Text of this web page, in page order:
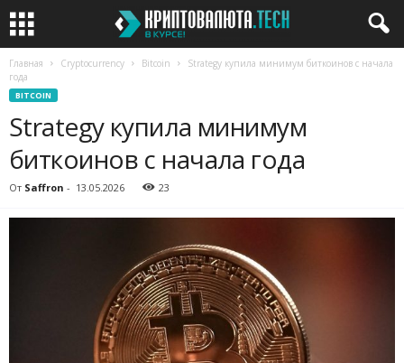
Главная Cryptocurrency Bitcoin
Strategy купила минимум биткоинов с начала
года
BITCOIN
Strategy купила минимум
биткоинов с начала года
От Saffron - 13.05.2026 23